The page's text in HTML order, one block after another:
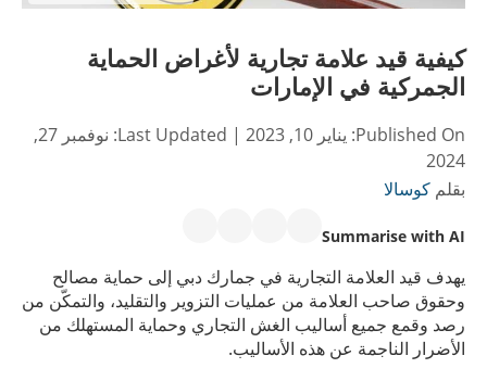
كيفية قيد علامة تجارية لأغراض الحماية
الجمركية في الإمارات
Published On: يناير 10, 2023 | Last Updated:
نوفمبر 27,
2024
بقلم كوسالا
Summarise with AI
يهدف قيد العلامة التجارية في جمارك دبي إلى حماية مصالح
وحقوق صاحب العلامة من عمليات التزوير والتقليد، والتمكّن من
رصد وقمع جميع أساليب الغش التجاري وحماية المستهلك من
الأضرار الناجمة عن هذه الأساليب.​​